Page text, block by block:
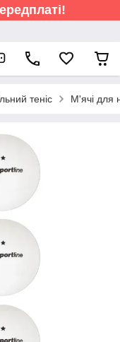
теніс М'ячі для